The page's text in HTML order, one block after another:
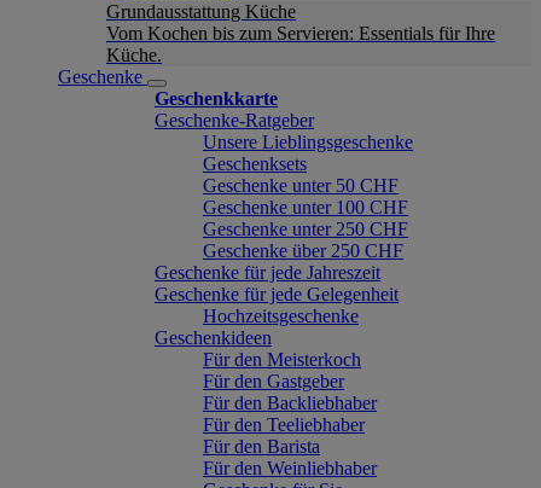
Grundausstattung Küche
Vom Kochen bis zum Servieren: Essentials für Ihre
Küche.
Geschenke
Geschenkkarte
Geschenke-Ratgeber
Unsere Lieblingsgeschenke
Geschenksets
Geschenke unter 50 CHF
Geschenke unter 100 CHF
Geschenke unter 250 CHF
Geschenke über 250 CHF
Geschenke für jede Jahreszeit
Geschenke für jede Gelegenheit
Hochzeitsgeschenke
Geschenkideen
Für den Meisterkoch
Für den Gastgeber
Für den Backliebhaber
Für den Teeliebhaber
Für den Barista
Für den Weinliebhaber